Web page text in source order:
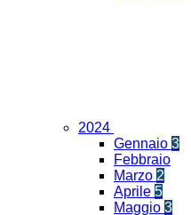
2024
Gennaio 3
Febbraio
Marzo 2
Aprile 5
Maggio 3